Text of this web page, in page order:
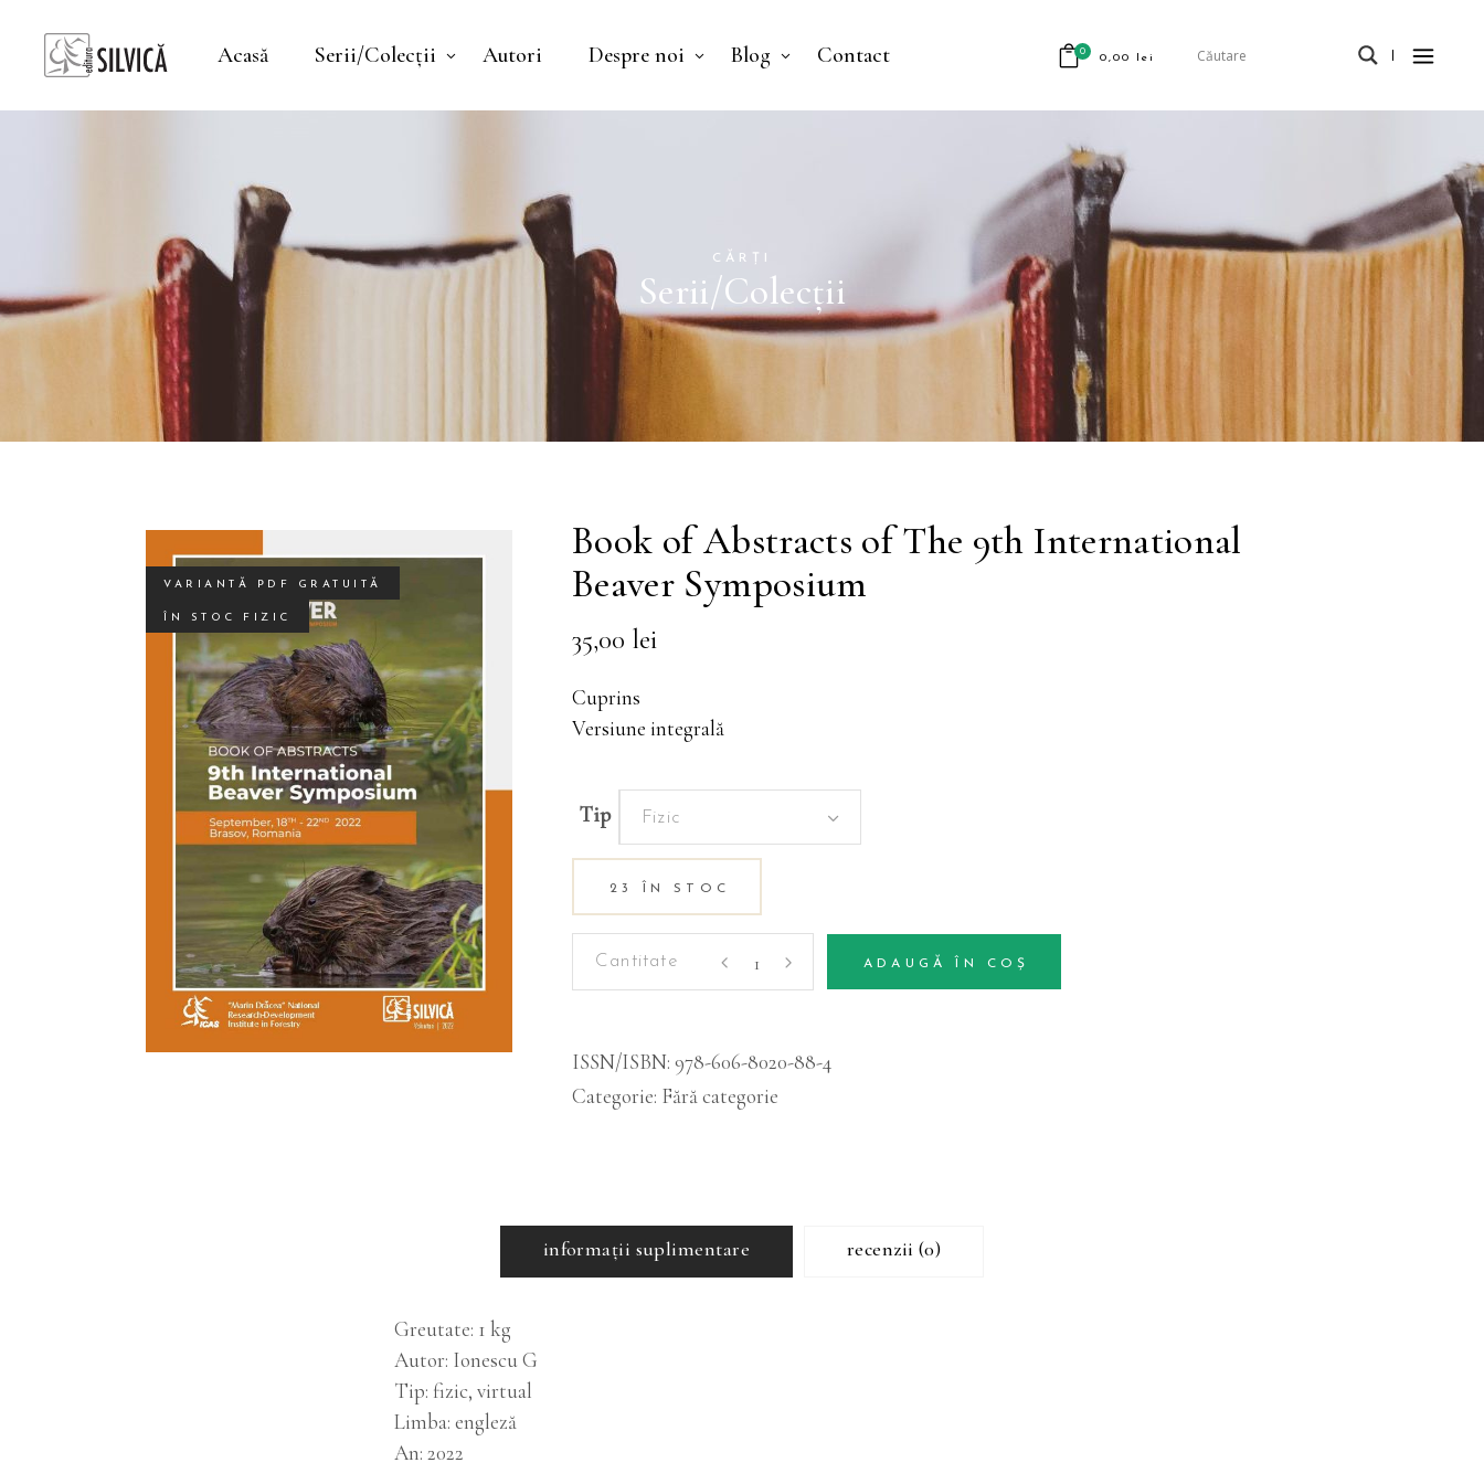
Acasă Serii/Colecții Autori Despre noi Blog Contact 0 0,00 lei
Nu ai niciun produs în coș.
CĂRȚI
Serii/Colecții
VARIANTĂ PDF GRATUITĂ
ÎN STOC FIZIC
Book of Abstracts of The 9th International
Beaver Symposium
35,00 lei
Cuprins
Versiune integrală
Tip Fizic
23 ÎN STOC
The
9th
cantitatea
ADAUGĂ ÎN COȘ
ISSN/ISBN: 978-606-8020-88-4
Categorie: Fără categorie
informații suplimentare recenzii (0)
Greutate 1 kg
Autor Ionescu G
Tip fizic, virtual
Limba engleză
An 2022